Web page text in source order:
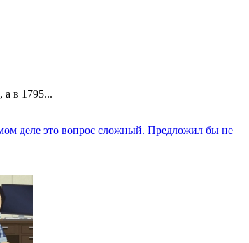
а в 1795...
деле это вопрос сложный. Предложил бы не